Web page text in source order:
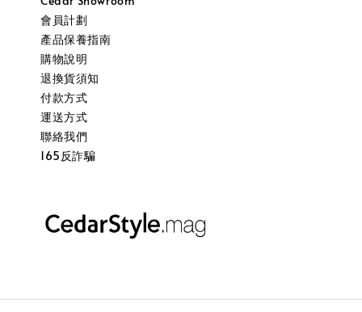
會員計劃
產品保養指南
購物說明
退換貨須知
付款方式
運送方式
聯絡我們
165反詐騙